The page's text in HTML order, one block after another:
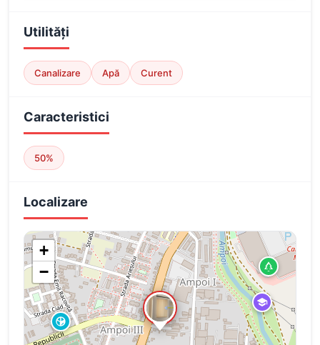
Utilități
Canalizare Apă Curent
Caracteristici
50%
Localizare
+
−